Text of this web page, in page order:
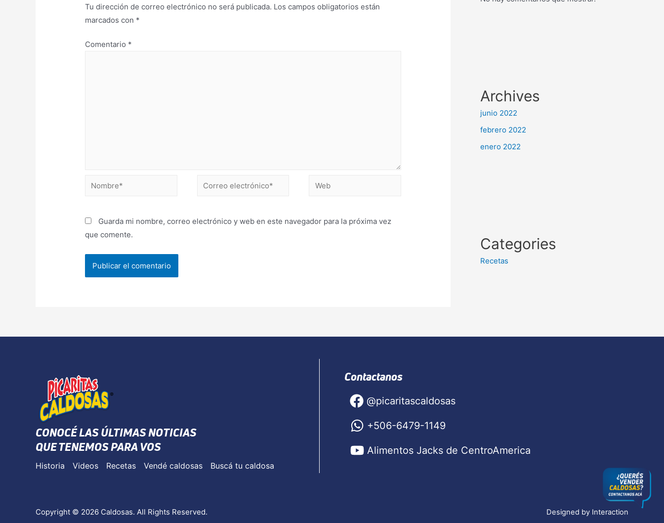
Tu dirección de correo electrónico no será publicada. Los campos obligatorios están
marcados con *
Comentario *
Guarda mi nombre, correo electrónico y web en este navegador para la próxima vez
que comente.
Archives
junio 2022
febrero 2022
enero 2022
Categories
Recetas
CONOCÉ LAS ÚLTIMAS NOTICIAS
QUE TENEMOS PARA VOS
Historia Videos Recetas Vendé caldosas Buscá tu caldosa
Contactanos
@picaritascaldosas
+506-6479-1149
Alimentos Jacks de CentroAmerica
Copyright © 2026 Caldosas. All Rights Reserved. Designed by Interaction